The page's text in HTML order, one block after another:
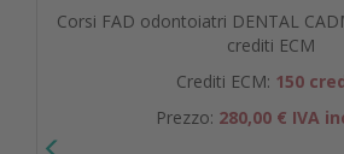
Corsi FAD odontoiatri DENTAL
crediti ECM
Crediti ECM: 150
Prezzo: 280,00 € IVA